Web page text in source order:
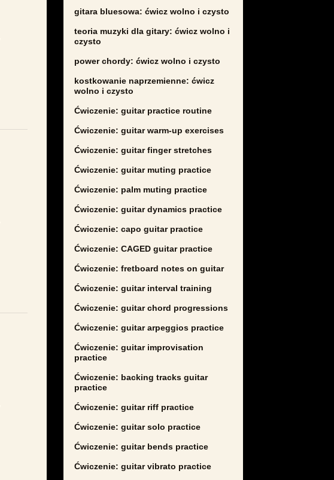
gitara bluesowa: ćwicz wolno i czysto
teoria muzyki dla gitary: ćwicz wolno i
czysto
power chordy: ćwicz wolno i czysto
kostkowanie naprzemienne: ćwicz
wolno i czysto
Ćwiczenie: guitar practice routine
Ćwiczenie: guitar warm-up exercises
Ćwiczenie: guitar finger stretches
Ćwiczenie: guitar muting practice
Ćwiczenie: palm muting practice
Ćwiczenie: guitar dynamics practice
Ćwiczenie: capo guitar practice
Ćwiczenie: CAGED guitar practice
Ćwiczenie: fretboard notes on guitar
Ćwiczenie: guitar interval training
Ćwiczenie: guitar chord progressions
Ćwiczenie: guitar arpeggios practice
Ćwiczenie: guitar improvisation
practice
Ćwiczenie: backing tracks guitar
practice
Ćwiczenie: guitar riff practice
Ćwiczenie: guitar solo practice
Ćwiczenie: guitar bends practice
Ćwiczenie: guitar vibrato practice